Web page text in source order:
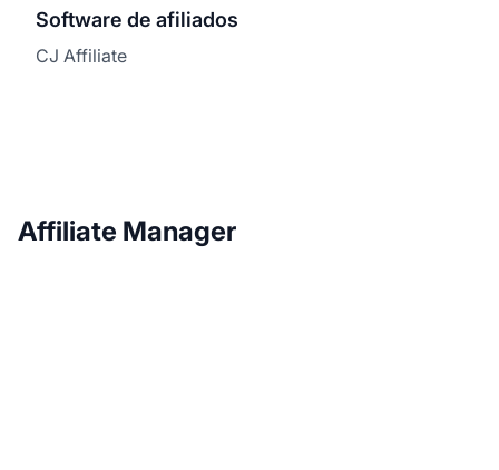
Software de afiliados
CJ Affiliate
Affiliate Manager